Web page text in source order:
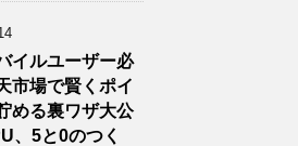
イルユーザー必
市場で賢くポイ
める裏ワザ大公
、5と0のつく